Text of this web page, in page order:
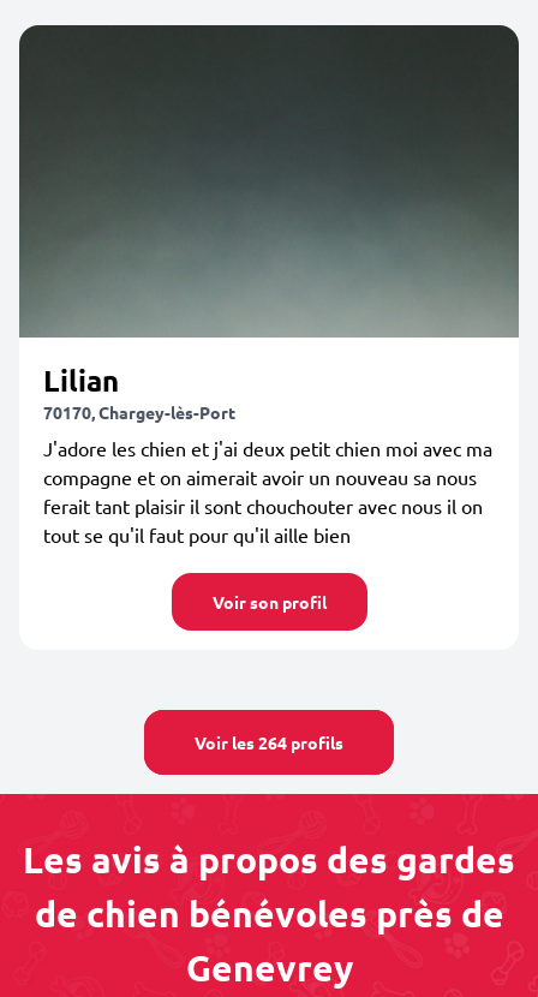
Lilian
70170, Chargey-lès-Port
J'adore les chien et j'ai deux petit chien moi avec ma
compagne et on aimerait avoir un nouveau sa nous
ferait tant plaisir il sont chouchouter avec nous il on
tout se qu'il faut pour qu'il aille bien
Voir son profil
Voir les 264 profils
Les avis à propos des gardes
de chien bénévoles près de
Genevrey